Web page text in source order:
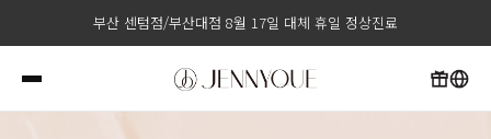
부산 센텀점/부산대점 8월 17일 대체 휴일 정상진료
부산 센텀점 매주 수요일 레이저 제모 정기 휴진
부산 센텀점/부산대점 8월 15일 광복절 휴진
부산 센텀점/부산대점 8월 17일 대체 휴일 정상진료
부산 센텀점 매주 수요일 레이저 제모 정기 휴진